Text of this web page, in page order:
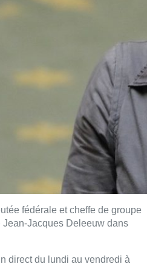
fédérale et cheffe de groupe
Jean-Jacques Deleeuw dans
direct du lundi au vendredi à